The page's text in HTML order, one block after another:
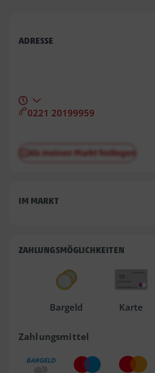
ADRESSE
0221 20199959
Als meinen Markt festlegen
IM MARKT
ZAHLUNGSMÖGLICHKEITEN
Bargeld Karte
Zahlungsmittel